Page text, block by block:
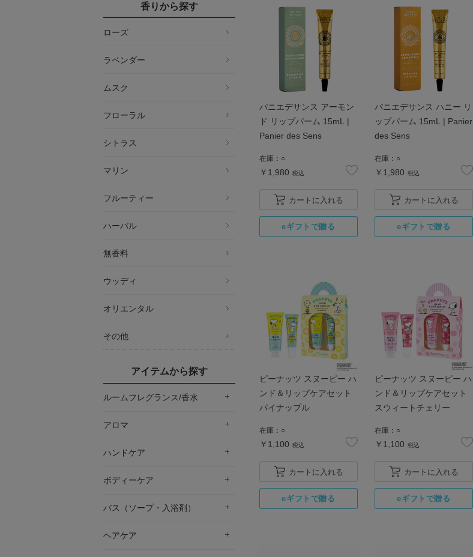
香りから探す
ローズ
ラベンダー
ムスク
フローラル
シトラス
マリン
フルーティー
ハーバル
無香料
ウッディ
オリエンタル
その他
アイテムから探す
ルームフレグランス/香水
アロマ
ハンドケア
ボディーケア
バス（ソープ・入浴剤）
ヘアケア
パニエデサンス アーモン
ド リップバーム 15mL |
Panier des Sens
在庫： ○
￥1,980 税込
カートに入れる
パニエデサンス ハニー リ
ップバーム 15mL | Panier
des Sens
在庫： ○
￥1,980 税込
カートに入れる
ピーナッツ スヌーピー ハ
ンド＆リップケアセット
パイナップル
在庫： ○
￥1,100 税込
カートに入れる
ピーナッツ スヌーピー ハ
ンド＆リップケアセット
スウィートチェリー
在庫： ○
￥1,100 税込
カートに入れる